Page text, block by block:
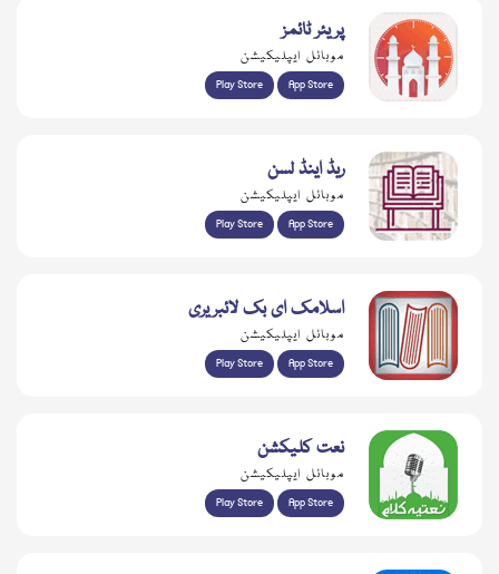
پریئر ٹائمز
موبائل ایپلیکیشن
Play Store App Store
ریڈ اینڈ لسن
موبائل ایپلیکیشن
Play Store App Store
اسلامک ای بک لائبریری
موبائل ایپلیکیشن
Play Store App Store
نعت کلیکشن
موبائل ایپلیکیشن
Play Store App Store